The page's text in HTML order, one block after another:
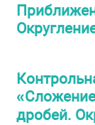
дробей.